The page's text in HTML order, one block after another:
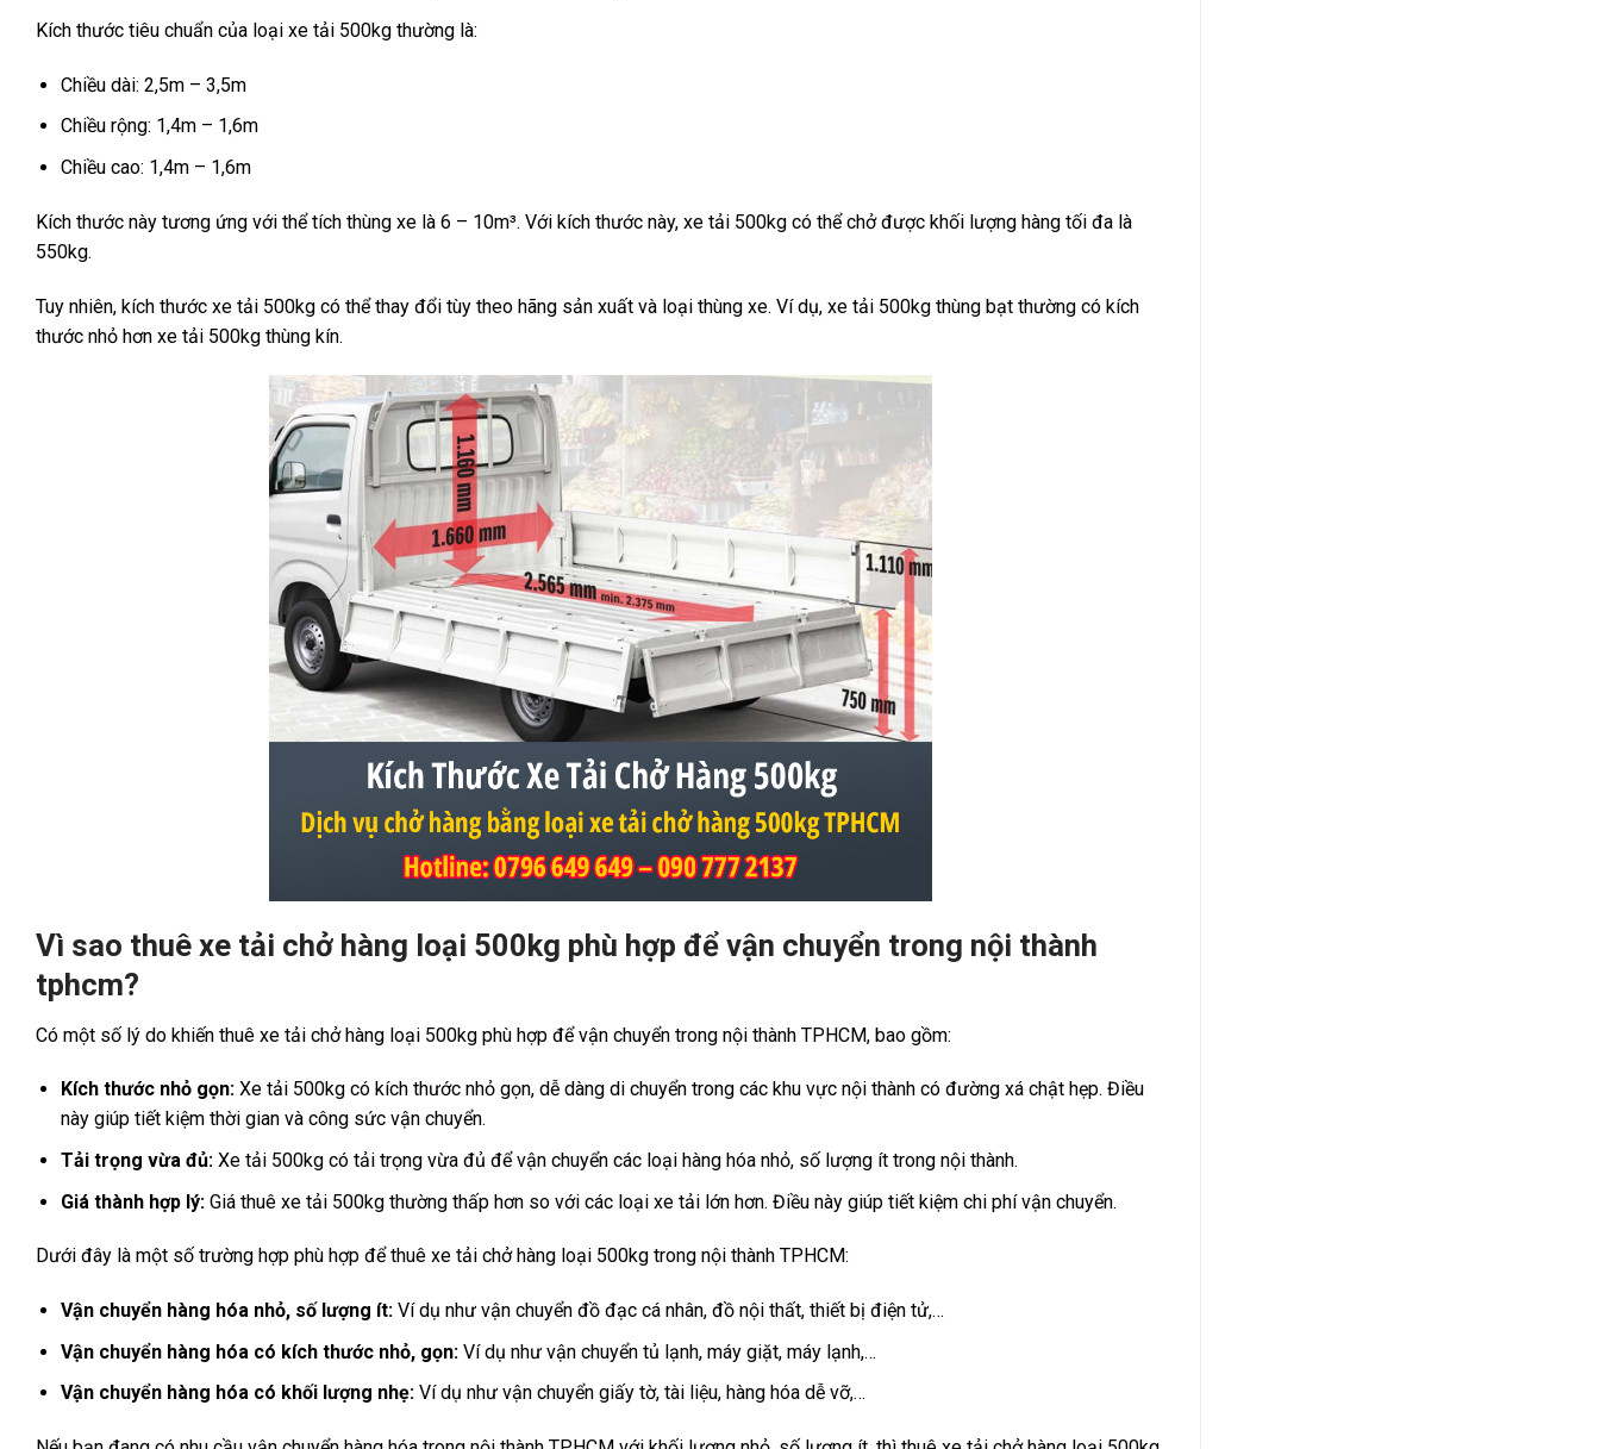
Kích thước tiêu chuẩn của loại xe tải 500kg thường là:
Chiều dài: 2,5m – 3,5m
Chiều rộng: 1,4m – 1,6m
Chiều cao: 1,4m – 1,6m
Kích thước này tương ứng với thể tích thùng xe là 6 – 10m³. Với kích thước này, xe tải 500kg có thể chở được khối lượng hàng tối đa là
550kg.
Tuy nhiên, kích thước xe tải 500kg có thể thay đổi tùy theo hãng sản xuất và loại thùng xe. Ví dụ, xe tải 500kg thùng bạt thường có kích
thước nhỏ hơn xe tải 500kg thùng kín.
Vì sao thuê xe tải chở hàng loại 500kg phù hợp để vận chuyển trong nội thành
tphcm?
Có một số lý do khiến thuê xe tải chở hàng loại 500kg phù hợp để vận chuyển trong nội thành TPHCM, bao gồm:
Kích thước nhỏ gọn: Xe tải 500kg có kích thước nhỏ gọn, dễ dàng di chuyển trong các khu vực nội thành có đường xá chật hẹp. Điều
này giúp tiết kiệm thời gian và công sức vận chuyển.
Tải trọng vừa đủ:Xe tải 500kg có tải trọng vừa đủ để vận chuyển các loại hàng hóa nhỏ, số lượng ít trong nội thành.
Giá thành hợp lý: Giá thuê xe tải 500kg thường thấp hơn so với các loại xe tải lớn hơn. Điều này giúp tiết kiệm chi phí vận chuyển.
Dưới đây là một số trường hợp phù hợp để thuê xe tải chở hàng loại 500kg trong nội thành TPHCM:
Vận chuyển hàng hóa nhỏ, số lượng ít:Ví dụ như vận chuyển đồ đạc cá nhân, đồ nội thất, thiết bị điện tử,…
Vận chuyển hàng hóa có kích thước nhỏ, gọn: Ví dụ như vận chuyển tủ lạnh, máy giặt, máy lạnh,…
Vận chuyển hàng hóa có khối lượng nhẹ: Ví dụ như vận chuyển giấy tờ, tài liệu, hàng hóa dễ vỡ,…